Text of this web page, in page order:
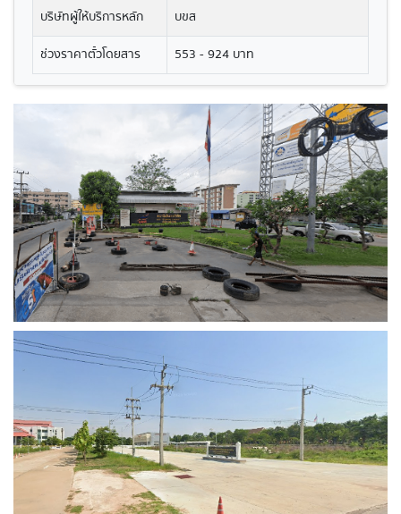
บริษัทผู้ให้บริการหลัก
บขส
ช่วงราคาตั๋วโดยสาร
553 - 924 บาท